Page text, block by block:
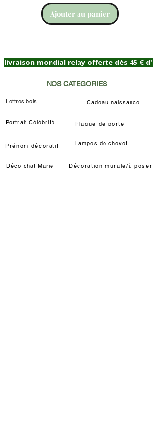
Ajouter au panier
livraison mondial relay offerte dès 45 €
NOS CATEGORIES
Lettres bois
Portrait Célébrité
Prénom décoratif
Déco chat Marie
Cadeau naissance
Plaque de porte
Lampes de chevet
Décoration murale/à poser